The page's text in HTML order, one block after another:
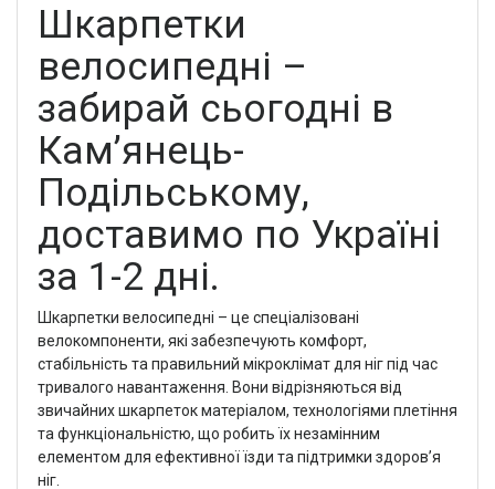
Шкарпетки
велосипедні –
забирай сьогодні в
Кам’янець-
Подільському,
доставимо по Україні
за 1-2 дні.
Шкарпетки велосипедні – це спеціалізовані
велокомпоненти, які забезпечують комфорт,
стабільність та правильний мікроклімат для ніг під час
тривалого навантаження. Вони відрізняються від
звичайних шкарпеток матеріалом, технологіями плетіння
та функціональністю, що робить їх незамінним
елементом для ефективної їзди та підтримки здоров’я
ніг.